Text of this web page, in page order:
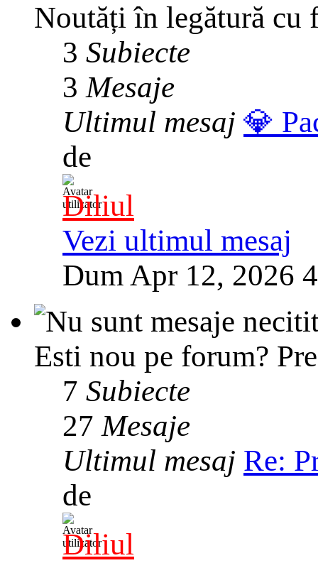
Noutăți în legătură cu
3 Subiecte
3Mesaje
Ultimul mesaj 💎
de
Diliul
Vezi ultimul mesaj
Dum Apr 12, 2026
Esti nou pe forum?
7 Subiecte
27Mesaje
Ultimul mesaj Re:
de
Diliul